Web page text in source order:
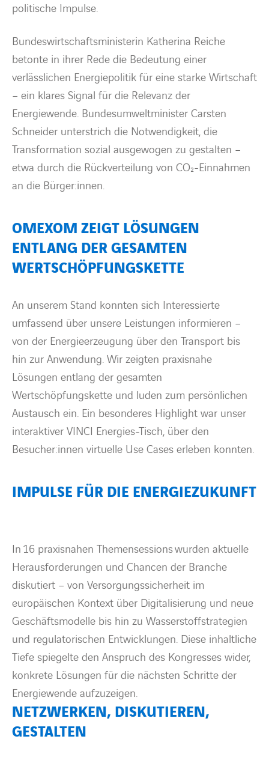
politische Impulse.
Bundeswirtschaftsministerin Katherina Reiche
betonte in ihrer Rede die Bedeutung einer
verlässlichen Energiepolitik für eine starke Wirtschaft
– ein klares Signal für die Relevanz der
Energiewende. Bundesumweltminister Carsten
Schneider unterstrich die Notwendigkeit, die
Transformation sozial ausgewogen zu gestalten –
etwa durch die Rückverteilung von CO₂-Einnahmen
an die Bürger:innen.
OMEXOM ZEIGT LÖSUNGEN
ENTLANG DER GESAMTEN
WERTSCHÖPFUNGSKETTE
An unserem Stand konnten sich Interessierte
umfassend über unsere Leistungen informieren –
von der Energieerzeugung über den Transport bis
hin zur Anwendung. Wir zeigten praxisnahe
Lösungen entlang der gesamten
Wertschöpfungskette und luden zum persönlichen
Austausch ein. Ein besonderes Highlight war unser
interaktiver VINCI Energies-Tisch, über den
Besucher:innen virtuelle Use Cases erleben konnten.
IMPULSE FÜR DIE ENERGIEZUKUNFT
In 16 praxisnahen Themensessions wurden aktuelle
Herausforderungen und Chancen der Branche
diskutiert – von Versorgungssicherheit im
europäischen Kontext über Digitalisierung und neue
Geschäftsmodelle bis hin zu Wasserstoffstrategien
und regulatorischen Entwicklungen. Diese inhaltliche
Tiefe spiegelte den Anspruch des Kongresses wider,
konkrete Lösungen für die nächsten Schritte der
Energiewende aufzuzeigen.
NETZWERKEN, DISKUTIEREN,
GESTALTEN